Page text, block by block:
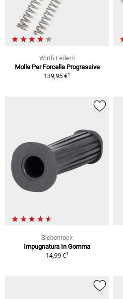
Wirth Federn
Molle Per Forcella Progressive
139,95 €1
Siebenrock
Impugnatura In Gomma
14,99 €1